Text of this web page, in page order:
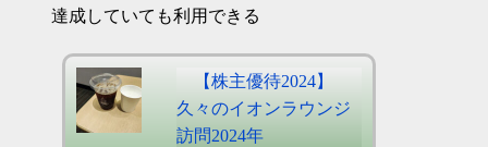
達成していても利用できる
【株主優待2024】
久々のイオンラウンジ
訪問2024年